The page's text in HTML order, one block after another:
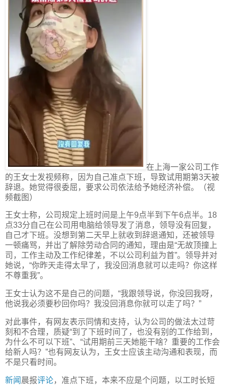
在上海一家公司工作
的王女士发视频称，因为自己准点下班，导致试用期第3天被
辞退。她觉得很委屈，要求公司依法给予她经济补偿。（视
频截图）
王女士称，公司规定上班时间是上午9点半到下午6点半。18
点33分自己在公司用电脑给领导发了消息，领导没有回复，
自己才下班。没想到第二天早上就收到辞退通知，还被领导
一顿痛骂，并出了解除劳动合同的通知，理由是“无故顶撞上
司，工作主动及工作纪律差，不以公司利益为首”。领导并对
她说，“你昨天走得太早了，我没回消息就可以走吗？你这样
不尊重我”。
王女士认为这不是自己的问题，“我跟领导说，你没回我呀，
他说我必须要秒回你吗？我没回消息你就可以走了吗？”
对此事件，有网友表示同情和支持，认为公司的做法太过苛
刻和不合理，质疑“到了下班时间了，也没有别的工作给到，
为什么不可以下班”、“试用期前三天她能干啥？重要的工作会
给新人吗？”也有网友认为，王女士应该主动沟通和表现，而
不是只看时间。
新闻 晨报评论，准点下班，本来不应是个问题，以工时长短